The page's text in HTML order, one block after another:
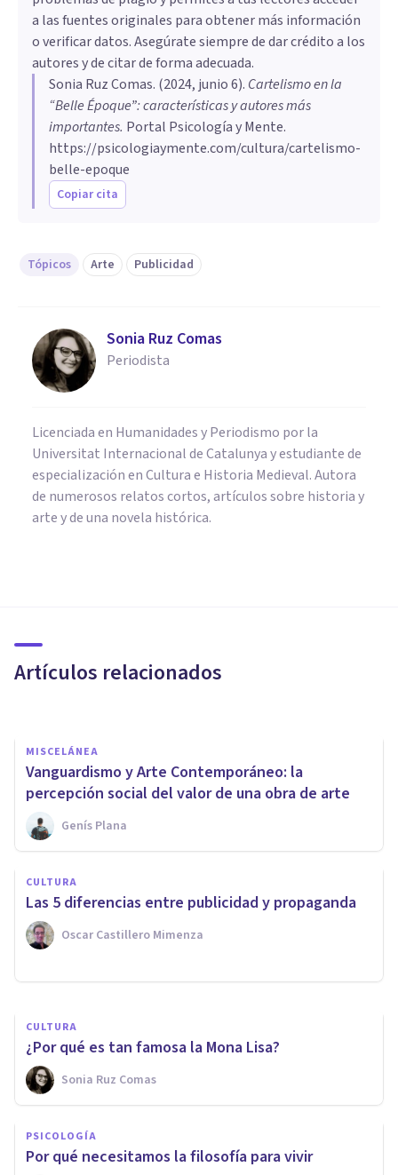
a las fuentes originales para obtener más información
o verificar datos. Asegúrate siempre de dar crédito a los
autores y de citar de forma adecuada.
Sonia Ruz Comas. (2024, junio 6). Cartelismo en la
“Belle Époque”: características y autores más
importantes. Portal Psicología y Mente.
https://psicologiaymente.com/cultura/cartelismo-
belle-epoque
Copiar cita
Tópicos Arte Publicidad
Sonia Ruz Comas
Periodista
Licenciada en Humanidades y Periodismo por la
Universitat Internacional de Catalunya y estudiante de
especialización en Cultura e Historia Medieval. Autora
de numerosos relatos cortos, artículos sobre historia y
arte y de una novela histórica.
Artículos relacionados
Artificial?
MISCELÁNEA
Vanguardismo y Arte Contemporáneo: la
percepción social del valor de una obra de arte
Genís Plana
CULTURA
Las 5 diferencias entre publicidad y propaganda
Oscar Castillero Mimenza
Las 30 mejores webs de cine
para ver películas gratis
CULTURA
¿Por qué es tan famosa la Mona Lisa?
Sonia Ruz Comas
PSICOLOGÍA
​Por qué necesitamos la filosofía para vivir